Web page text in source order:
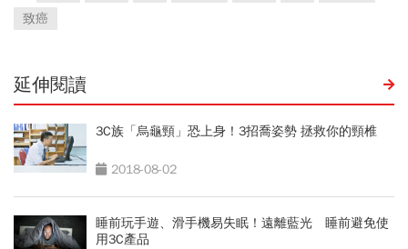
致癌
延伸閱讀
3C族「烏龜頸」恐上身！3招喬姿勢 拯救你的頸椎
2018-08-02
睡前玩手遊、滑手機易失眠！遠離藍光 睡前避免使
用3C產品